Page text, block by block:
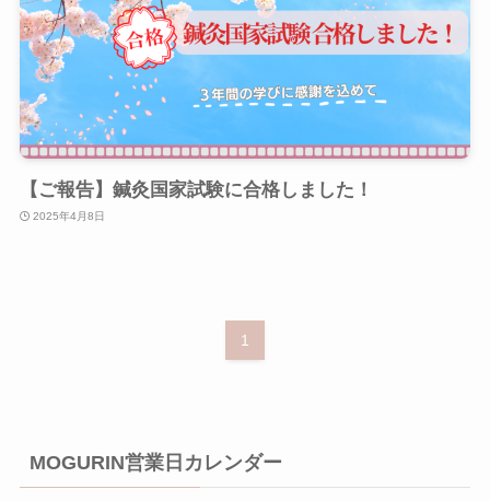
【ご報告】鍼灸国家試験に合格しました！
2025年4月8日
1
MOGURIN営業日カレンダー